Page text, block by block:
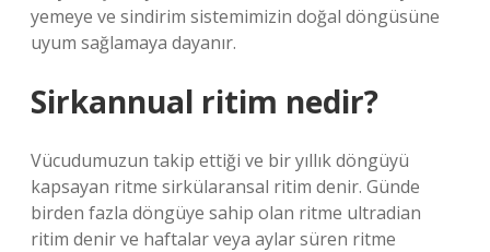
yemeye ve sindirim sistemimizin doğal döngüsüne
uyum sağlamaya dayanır.
Sirkannual ritim nedir?
Vücudumuzun takip ettiği ve bir yıllık döngüyü
kapsayan ritme sirkülaransal ritim denir. Günde
birden fazla döngüye sahip olan ritme ultradian
ritim denir ve haftalar veya aylar süren ritme